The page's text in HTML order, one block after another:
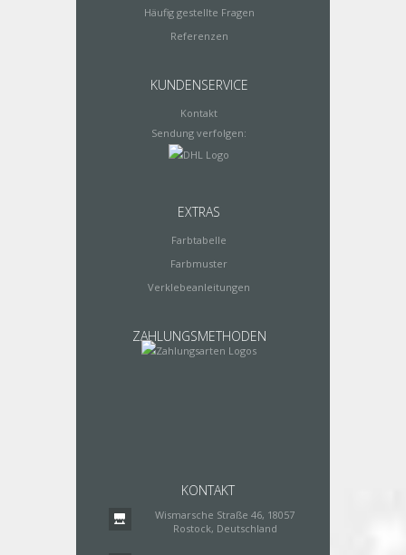
Häufig gestellte Fragen
Referenzen
KUNDENSERVICE
Kontakt
Sendung verfolgen:
EXTRAS
Farbtabelle
Farbmuster
Verklebeanleitungen
ZAHLUNGSMETHODEN
KONTAKT
Wismarsche Straße 46, 18057
Rostock, Deutschland